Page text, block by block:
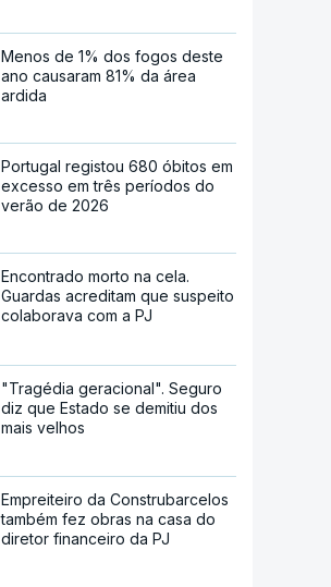
Menos de 1% dos fogos deste
ano causaram 81% da área
ardida
Portugal registou 680 óbitos em
excesso em três períodos do
verão de 2026
Encontrado morto na cela.
Guardas acreditam que suspeito
colaborava com a PJ
"Tragédia geracional". Seguro
diz que Estado se demitiu dos
mais velhos
Empreiteiro da Construbarcelos
também fez obras na casa do
diretor financeiro da PJ